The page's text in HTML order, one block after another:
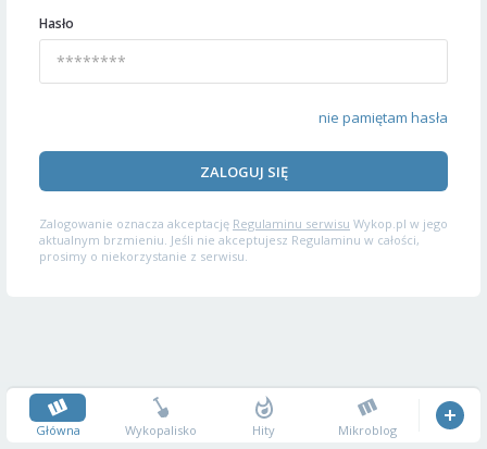
Hasło
nie pamiętam hasła
ZALOGUJ SIĘ
Zalogowanie oznacza akceptację Regulaminu serwisu Wykop.pl w jego
aktualnym brzmieniu. Jeśli nie akceptujesz Regulaminu w całości,
prosimy o niekorzystanie z serwisu.
Główna Wykopalisko Hity Mikroblog